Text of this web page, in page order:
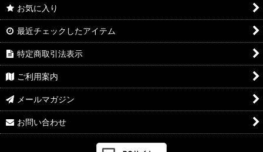
お気に入り
最近チェックしたアイテム
特定商取引法表示
ご利用案内
メールマガジン
お問い合わせ